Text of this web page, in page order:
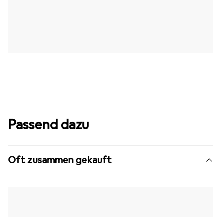
Passend dazu
Oft zusammen gekauft